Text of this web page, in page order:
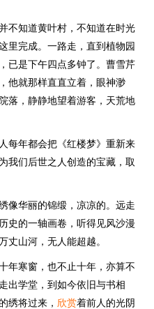
不知道黄叶村，不知道在时光
里完成。一路走，直到植物园
已是下午四点多钟了。曹雪芹
他就那样直直立着，眼神渺
落，静静地望着游客，天荒地
每年都会把《红楼梦》重新来
我们后世之人创造的宝藏，取
像华丽的锦缎，凉凉的。远走
史的一轴画卷，听得见风沙漫
丈山河，无人能超越。
年寒窗，也不止十年，亦算不
出学堂，到如今依旧与书相
绣将过来， 欣赏着前人的光阴